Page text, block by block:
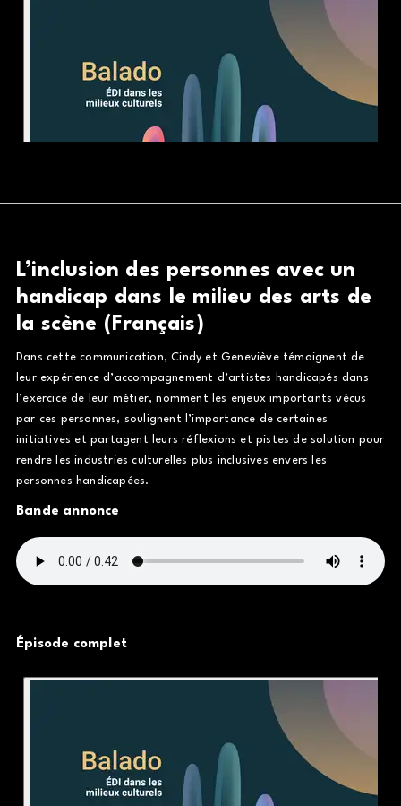
L’inclusion des personnes avec un
handicap dans le milieu des arts de
la scène (Français)
Dans cette communication, Cindy et Geneviève témoignent de
leur expérience d’accompagnement d’artistes handicapés dans
l’exercice de leur métier, nomment les enjeux importants vécus
par ces personnes, soulignent l’importance de certaines
initiatives et partagent leurs réflexions et pistes de solution pour
rendre les industries culturelles plus inclusives envers les
personnes handicapées.
Bande annonce
Épisode complet